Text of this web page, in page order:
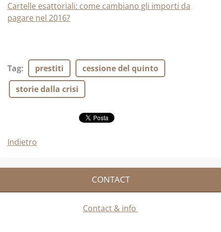
Cartelle esattoriali: come cambiano gli importi da
pagare nel 2016?
Tag: prestiti
cessione del quinto
storie dalla crisi
Indietro
CONTACT
Contact & info